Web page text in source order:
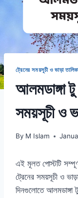
ট্রেনের সময়সূচী ও ভাড়া
আলমডাঙ্গা
সময়সূচী ও
By M Islam
এই মূলত পোস্টটি
ট্রেনের সময়সূচী ও
দিনগুলোতে আলমডাঙ্গা